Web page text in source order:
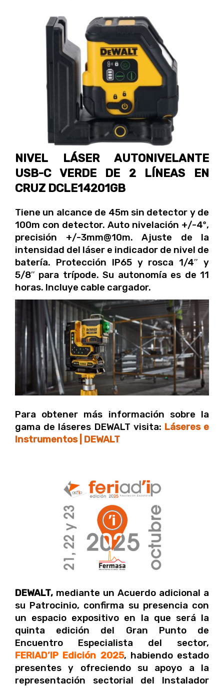
NIVEL LÁSER AUTONIVELANTE
USB-C VERDE DE 2 LÍNEAS EN
CRUZ DCLE14201GB
Tiene un alcance de 45m sin detector y de
100m con detector. Auto nivelación +/-4º,
precisión +/-3mm@10m. Ajuste de la
intensidad del láser e indicador de nivel de
batería. Protección IP65 y rosca 1/4″ y
5/8″ para trípode. Su autonomía es de 11
horas. Incluye cable cargador.
Para obtener más información sobre la
gama de láseres DEWALT visita: Láseres e
Instrumentos | DEWALT
DEWALT, mediante un Acuerdo adicional a
su Patrocinio, confirma su presencia con
un espacio expositivo en la que será la
quinta edición del Gran Punto de
Encuentro Especialista del sector,
FERIAD’IP Edición 2025, habiendo estado
presentes y ofreciendo su apoyo a la
representación sectorial del Instalador